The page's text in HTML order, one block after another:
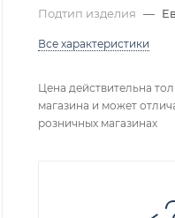
Подтип изделия —
Все характеристики
Цена действительна
магазина и может
розничных магазинах